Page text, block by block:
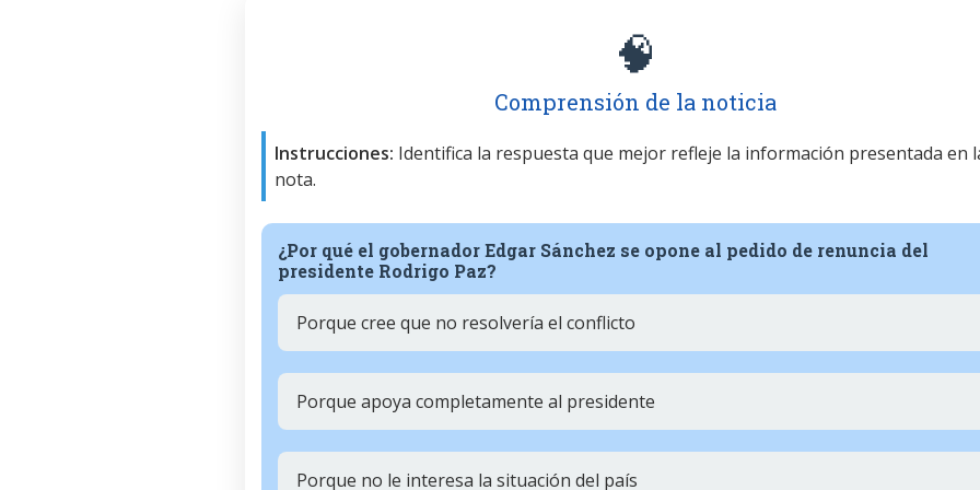
🧠
Comprensión de la noticia
Instrucciones: Identifica la respuesta que mejor refleje la información presentada en
nota.
¿Por qué el gobernador Edgar Sánchez se opone al pedido de renuncia del
presidente Rodrigo Paz?
Porque cree que no resolvería el conflicto
Porque apoya completamente al presidente
Porque no le interesa la situación del país